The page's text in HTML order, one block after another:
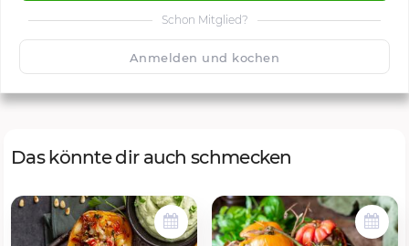
Schon Mitglied?
Anmelden und kochen
🙂 Speichern
Das könnte dir auch schmecken